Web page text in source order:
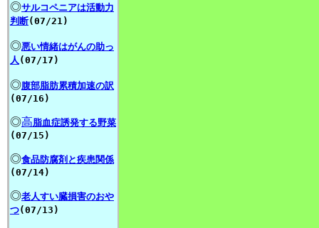
◎サルコペニアは活動力
判断(07/21)
◎悪い情緒はがんの助っ
人 (07/17)
◎腹部脂肪累積加速の訳
(07/16)
◎高脂血症誘発する野菜
(07/15)
◎食品防腐剤と疾患関係
(07/14)
◎老人すい臓損害のおや
つ(07/13)